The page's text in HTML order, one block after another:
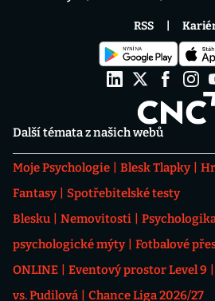
Další témata z našich webů
Moje Psychologie Blesk Tlapky
Fantasy
Spotřebitelské testy
Blesku
Nemovitosti
psychologické mýty
Fotbalové
ONLINE
Eventový prostor Level 9
vs. Pudilová
Chance Liga 2026/27
RSS